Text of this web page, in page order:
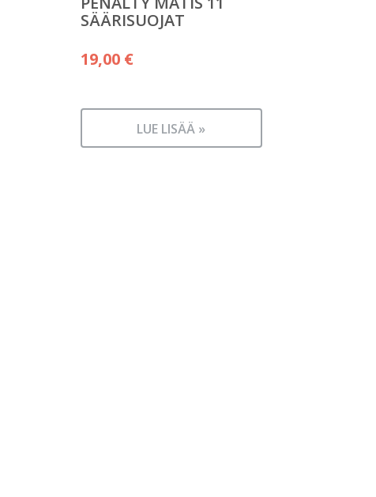
SÄÄRISUOJAT
19,00 €
LUE LISÄÄ »